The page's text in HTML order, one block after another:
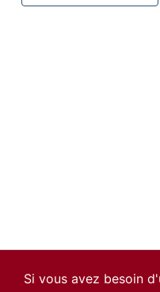
Si vous avez besoin